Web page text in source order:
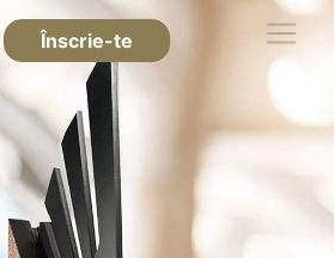
Înscrie-te